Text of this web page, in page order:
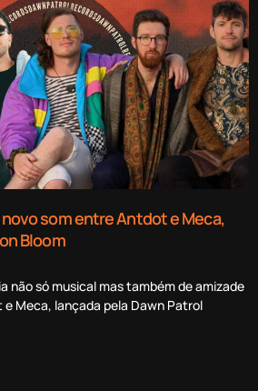
novo som entre Antdot e Meca,
Bloom
não só musical mas também de amizade
Meca, lançada pela Dawn Patrol